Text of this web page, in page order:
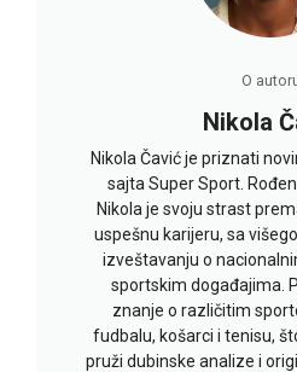
O
Nikola
Nikola Čavić je priznati
sajta Super Sport.
Nikola je svoju strast
uspešnu karijeru, sa
izveštavanju o
sportskim događajima.
znanje o različitim
fudbalu, košarci i tenisu,
pruži dubinske analize i